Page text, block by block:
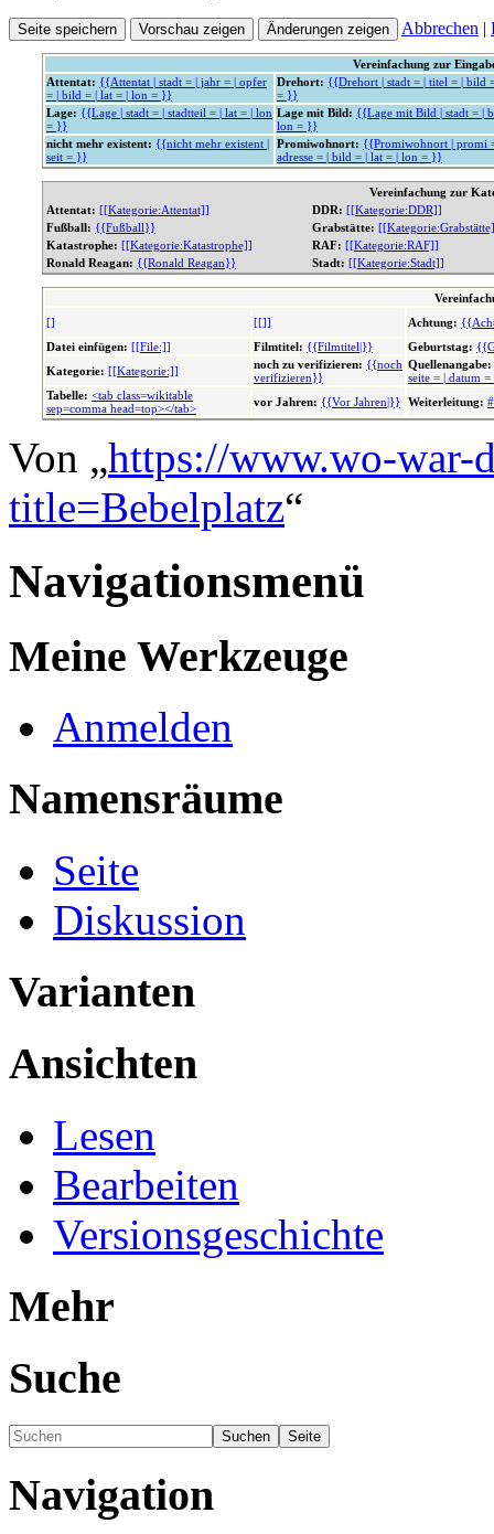
Abbrechen |
Vereinfachung zur
Attentat: {{Attentat | stadt = | jahr = | opfer
= | bild = | lat = | lon = }}
Drehort: {{Drehort | stadt = | titel = | bild
= }}
Lage: {{Lage | stadt = | stadtteil = | lat = | lon
= }}
Lage mit Bild: {{Lage mit Bild | stadt = |
lon = }}
nicht mehr existent: {{nicht mehr existent |
seit = }}
Promiwohnort: {{Promiwohnort | promi
adresse = | bild = | lat = | lon = }}
Vereinfachung zur
Attentat: [[Kategorie:Attentat]] DDR: [[Kategorie:DDR]]
Fußball: {{Fußball}} Grabstätte:
Katastrophe: [[Kategorie:Katastrophe]] RAF: [[Kategorie:RAF]]
Ronald Reagan: {{Ronald Reagan}} Stadt: [[Kategorie:Stadt]]
[]
[[]] Achtung:
Datei einfügen: [[File:]] Filmtitel: {{Filmtitel|}} Geburtstag:
Kategorie: [[Kategorie:]] noch zu verifizieren: {{noch
verifizieren}}
Quellenangabe:
seite = | datum
Tabelle: <tab class=wikitable
sep=comma head=top></tab>
vor Jahren: {{Vor Jahren|}} Weiterleitung:
Von „https://www.wo-war-
title=Bebelplatz“
Navigationsmenü
Meine Werkzeuge
Anmelden
Namensräume
Seite
Diskussion
Varianten
Ansichten
Lesen
Bearbeiten
Versionsgeschichte
Mehr
Suche
Navigation